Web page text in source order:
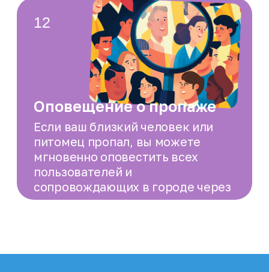
Технологии на основе ИИ
Искусственный интеллект используется
для автоматизации процессов и
поддержки клиентов. Он применяется для
распознавания лиц, идентификации
объектов и анализа данных.
благотворительным фондам